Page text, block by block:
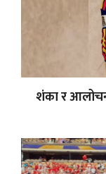
शंका र